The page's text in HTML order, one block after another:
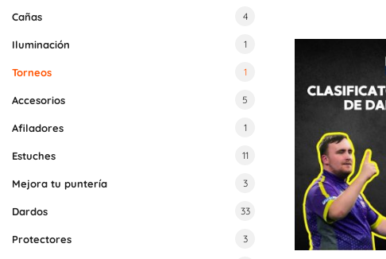
Cañas 4
Iluminación 1
Torneos 1
Accesorios 5
Afiladores 1
Estuches 11
Mejora tu puntería 3
Dardos 33
Protectores 3